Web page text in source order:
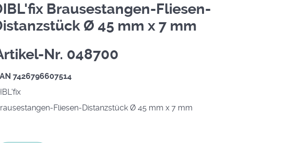
Brausestangen-Fliesen-
Ø 45 mm x 7 mm
Nr. 048700
7426796607514
Fliesen-Distanzstück Ø 45 mm x 7 mm